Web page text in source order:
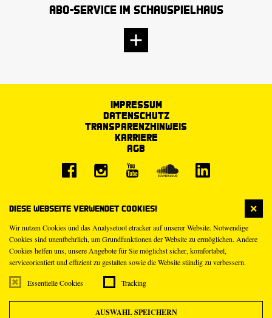
Diese Webseite verwendet Cookies!
Wir nutzen Cookies und das Analysetool etracker auf unserer Website. Notwendige
Cookies sind unentbehrlich, um Grundfunktionen der Website zu ermöglichen. Andere
Cookies helfen uns, unsere Angebote für Sie möglichst sicher, komfortabel,
serviceorientiert und effizient zu gestalten sowie die Website ständig zu verbessern.
Essentielle Cookies Tracking
AUSWAHL SPEICHERN
Abo-Service im Schauspielhaus
Impressum
Datenschutz
Transparenzhinweis
Karriere
AGB